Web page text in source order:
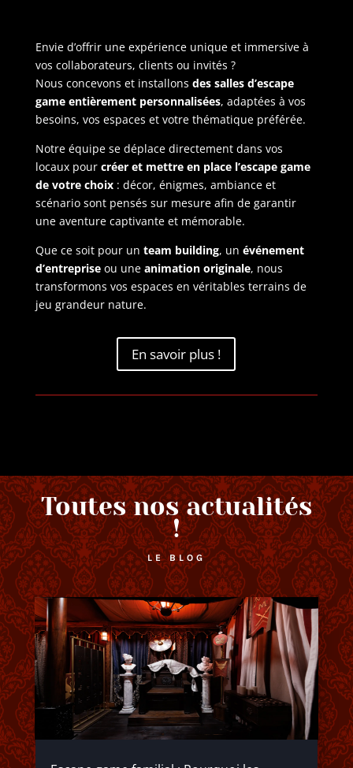
Envie d’offrir une expérience unique et immersive à
vos collaborateurs, clients ou invités ?
Nous concevons et installons des salles d’escape
game entièrement personnalisées, adaptées à vos
besoins, vos espaces et votre thématique préférée.
Notre équipe se déplace directement dans vos
locaux pour créer et mettre en place l’escape game
de votre choix: décor, énigmes, ambiance et
scénario sont pensés sur mesure afin de garantir
une aventure captivante et mémorable.
Que ce soit pour un team building, un événement
d’entrepriseou une animation originale, nous
transformons vos espaces en véritables terrains de
jeu grandeur nature.
En savoir plus !
Toutes nos actualités
!
LE BLOG